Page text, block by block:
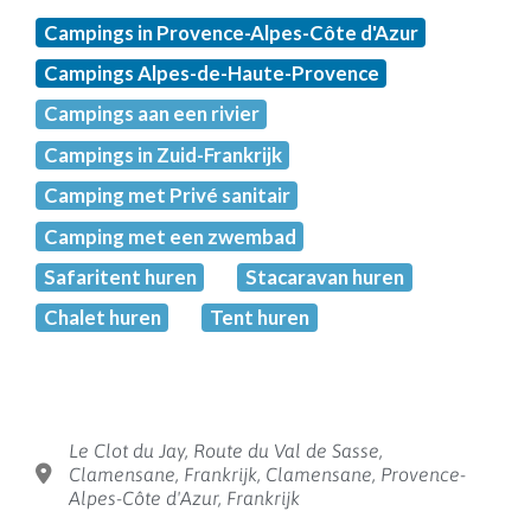
Campings in Provence-Alpes-Côte d'Azur
Campings Alpes-de-Haute-Provence
Campings aan een rivier
Campings in Zuid-Frankrijk
Camping met Privé sanitair
Camping met een zwembad
Safaritent huren
Stacaravan huren
Chalet huren
Tent huren
Le Clot du Jay, Route du Val de Sasse,
Clamensane, Frankrijk, Clamensane, Provence-
Alpes-Côte d'Azur, Frankrijk